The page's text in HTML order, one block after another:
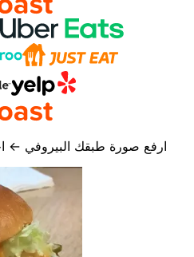
ارفع صورة طبقك البيروفي ←